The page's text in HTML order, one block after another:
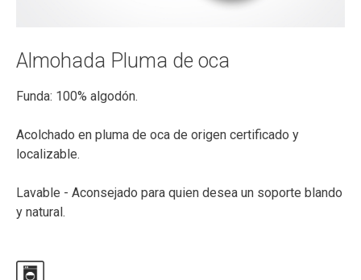
Almohada Pluma de oca
Funda: 100% algodón.
Acolchado en pluma de oca de origen certificado y
localizable.
Lavable - Aconsejado para quien desea un soporte blando
y natural.